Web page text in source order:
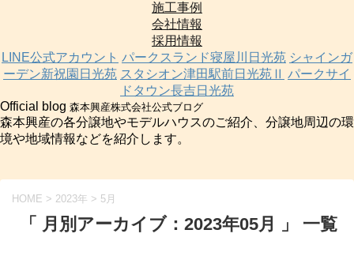
施工事例
会社情報
採用情報
LINE公式アカウント パークスランド寝屋川日光苑 シャインガ
ーデン新祝園日光苑 スタシオン津田駅前日光苑Ⅱ パークサイ
ドタウン長吉日光苑
Official blog 森本興産株式会社公式ブログ
森本興産の各分譲地やモデルハウスのご紹介、分譲地周辺の環
境や地域情報などを紹介します。
HOME > 2023年 > 5月
「 月別アーカイブ：2023年05月 」 一覧